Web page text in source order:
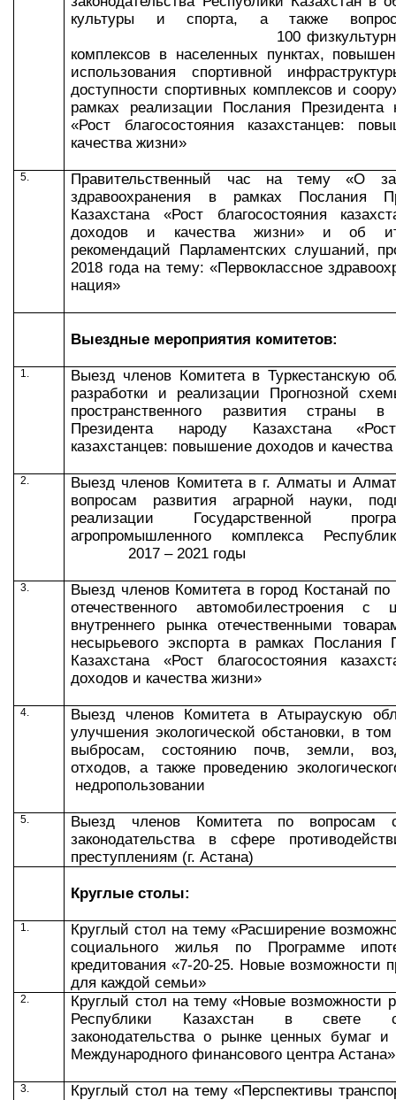
культуры и спорта, а также
100 физкультурно-
комплексов в населенных пунктах,
использования спортивной
доступности спортивных комплексов и
рамках реализации Послания Президента
«Рост благосостояния казахстанцев:
качества жизни»
5.
Правительственный час на тему «О
здравоохранения в рамках Послания
Казахстана «Рост благосостояния
доходов и качества жизни» и об
рекомендаций Парламентских слушаний,
2018 года на тему: «Первоклассное
нация»
Выездные мероприятия комитетов:
1.
Выезд членов Комитета в Туркестанскую
разработки и реализации Прогнозной
пространственного развития страны
Президента народу Казахстана «Рост
казахстанцев: повышение доходов и
2. Выезд членов Комитета в г. Алматы и
вопросам развития аграрной науки,
реализации Государственной
агропромышленного комплекса
2017 – 2021 годы
3.
Выезд членов Комитета в город Костанай по
отечественного автомобилестроения
внутреннего рынка отечественными
несырьевого экспорта в рамках Послания
Казахстана «Рост благосостояния
доходов и качества жизни»
4. Выезд членов Комитета в Атыраускую
улучшения экологической обстановки, в
выбросам, состоянию почв, земли,
отходов, а также проведению
недропользовании
5.
Выезд членов Комитета по вопросам
законодательства в сфере
преступлениям (г. Астана)
Круглые столы:
1.
Круглый стол на тему «Расширение
социального жилья по Программе
кредитования «7-20-25. Новые возможности
для каждой семьи»
2.
Круглый стол на тему «Новые возможности
Республики Казахстан в свете
законодательства о рынке ценных бумаг и
Международного финансового центра Астана»
3.
Круглый стол на тему «Перспективы